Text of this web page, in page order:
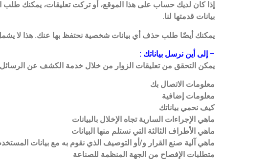
إذا كان لديك حساب على هذا الموقع، أو تركت تعليقات، يمكنك
بيانات قدمتها لنا.
يمكنك أيضًا طلب حذف أي بيانات شخصية نحتفظ بها عنك. هذا لا يشمل
– إلى أين نرسل بياناتك :
يمكن التحقق من تعليقات الزوار من خلال خدمة الكشف عن الرسائل
معلومات الاتصال بك
معلومات إضافية
كيف نحمي بياناتك
ماهي الإجراءات السارية تجاه الإخلال بالبيانات
ماهي الأطراف الثالثة التي نستلم منها البيانات
ماهي آلية صنع القرار و/أو التوصيف الذي نقوم به مع بيانات
متطلبات الإفصاح من الجهة المنظمة للصناعة